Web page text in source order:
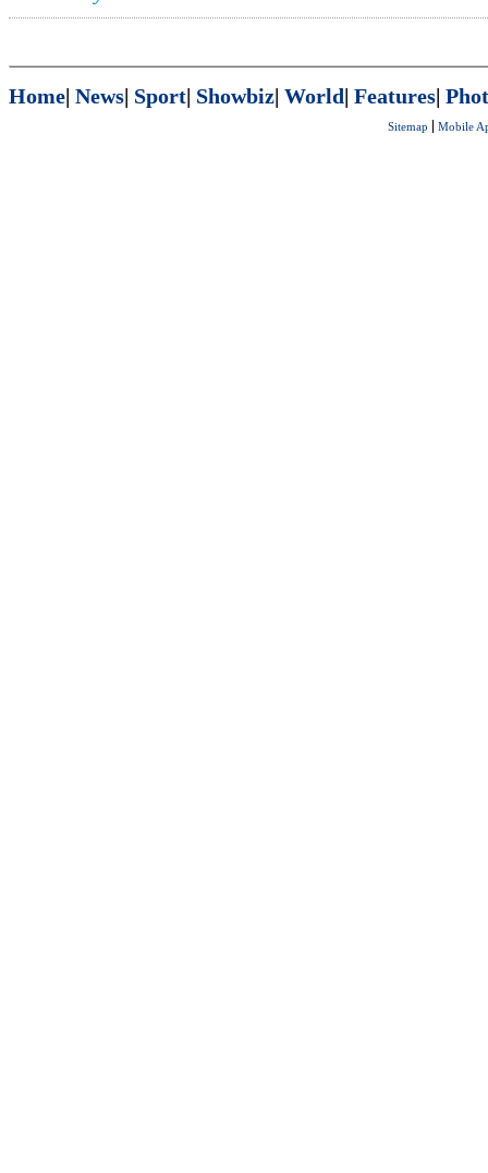
Home| News| Sport| Showbiz| World| Features|
Sitemap Mobile